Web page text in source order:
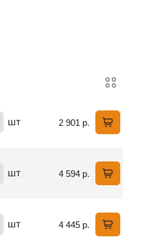
шт 2 901 р.
шт 4 594 р.
шт 4 445 р.